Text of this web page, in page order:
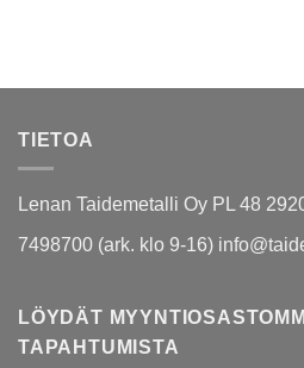
TIETOA
Lenan Taidemetalli Oy PL 48
7498700 (ark. klo 9-16)
LÖYDÄT
TAPAHTUMISTA